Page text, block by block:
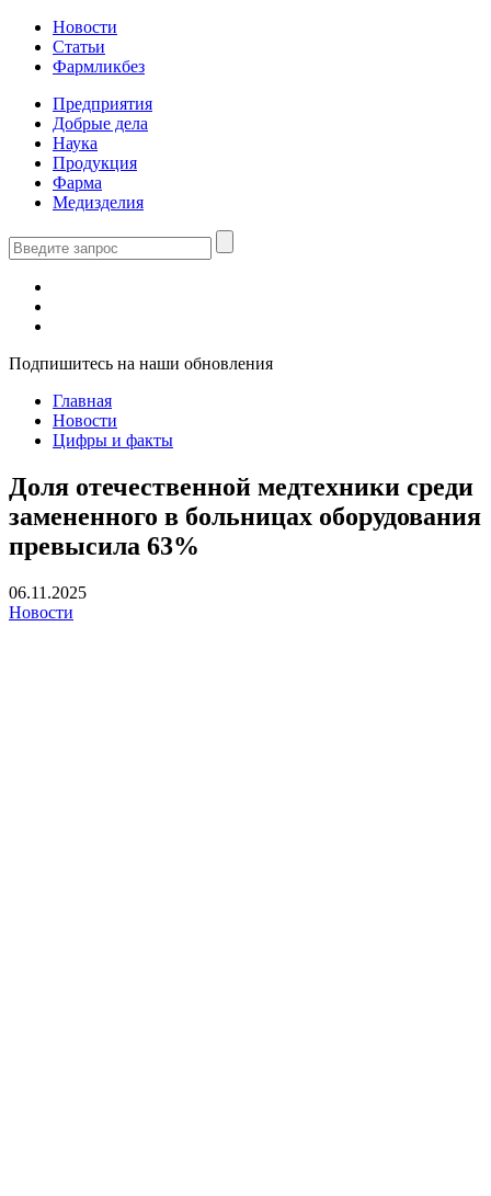
Новости
Статьи
Фармликбез
Предприятия
Добрые дела
Наука
Продукция
Фарма
Медизделия
Подпишитесь на наши обновления
Главная
Новости
Цифры и факты
Доля отечественной медтехники среди
замененного в больницах оборудования
превысила 63%
06.11.2025
Новости